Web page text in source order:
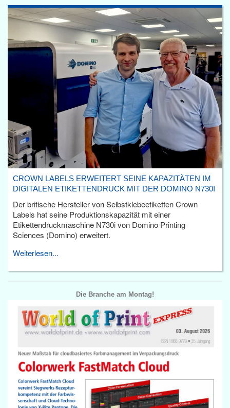
CROWN LABELS ERWEITERT SEINE KAPAZITÄTEN IM
DIGITALEN ETIKETTENDRUCK MIT DER DOMINO N730I
Der britische Hersteller von Selbstklebeetiketten Crown
Labels hat seine Produktionskapazität mit einer
Etikettendruckmaschine N730i von Domino Printing
Sciences (Domino) erweitert.
Weiterlesen...
Die Branche am Montag!